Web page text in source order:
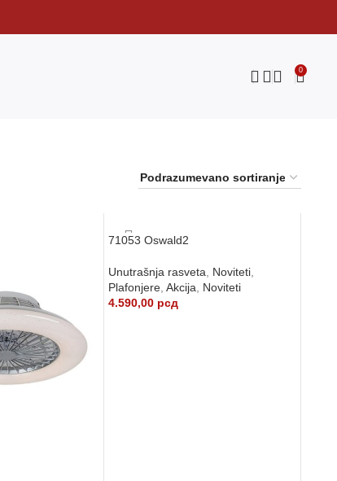
0
71053 Oswald2
Unutrašnja rasveta Noviteti
Plafonjere ,Akcija
Noviteti
4.590,00 рсд